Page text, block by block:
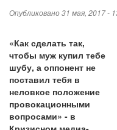
Опубликовано 31 мая, 2017 -
«Как сделать так,
чтобы муж купил тебе
шубу, а оппонент не
поставил тебя в
неловкое положение
провокационными
вопросами» - в